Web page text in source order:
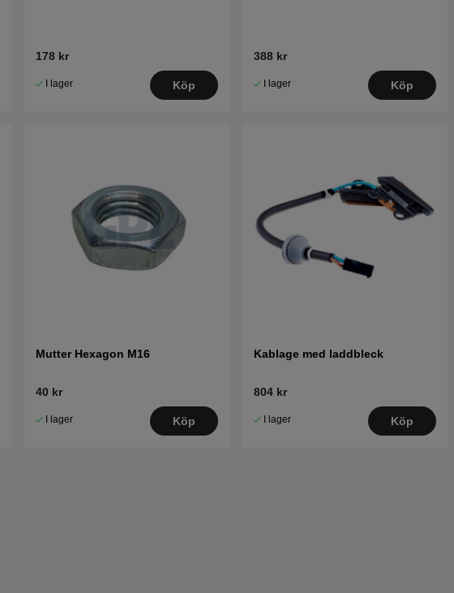
178 kr
I lager Köp
388 kr
I lager Köp
Mutter Hexagon M16
40 kr
I lager Köp
Kablage med laddbleck
804 kr
I lager Köp